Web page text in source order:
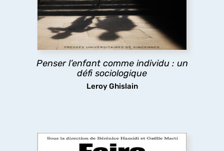
Penser l’enfant comme individu : un
défi sociologique
Leroy Ghislain
Comment penser à la fois l’enfant comme «
acteur », et comme marqué par les inégalités
sociales ? La question est à la fois scientifique et
politique, donnant à penser sur la place des
découvrir